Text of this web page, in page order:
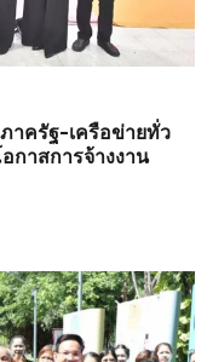
าครัฐ-เครือข่ายทั่ว
กาสการจ้างงาน